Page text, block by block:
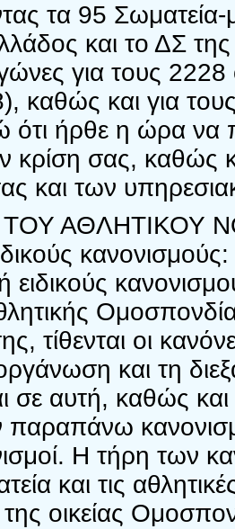
τα 95 Σωματεία-
και το ΔΣ
για τους
καθώς και για
ότι ήρθε η ώρα να
κρίση σας, καθώς
και των
ΑΘΛΗΤΙΚΟΥ
κανονισμούς:
ειδικούς
τίθενται οι
και τη
σε αυτή, καθώς και
παραπάνω
Η τήρη των
και τις
οικείας